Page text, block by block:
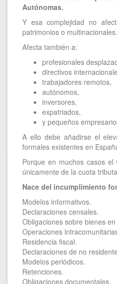
Autónomas.
Y esa complejidad no
patrimonios o multinacionales.
Afecta también a:
profesionales
directivos
trabajadores remotos,
autónomos,
inversores,
expatriados,
y pequeños
A ello debe añadirse el
formales existentes en
Porque en muchos casos
únicamente de la cuota
Nace del incumplimiento
Modelos informativos.
Declaraciones censales.
Obligaciones sobre bienes
Operaciones
Residencia fiscal.
Declaraciones de no
Modelos periódicos.
Retenciones.
Obligaciones documentales.